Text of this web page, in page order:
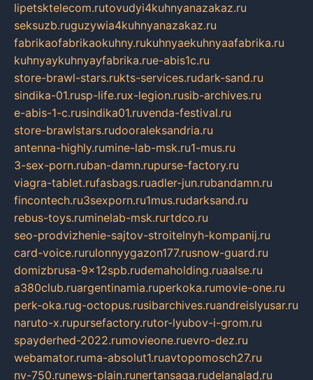
lipetsktelecom.rutovudyi4kuhnyanazakaz.ru
seksuzb.ruguzywia4kuhnyanazakaz.ru
fabrikaofabrikaokuhny.rukuhnyaekuhnyaafabrika.ru
kuhnyaykuhnyayfabrika.rue-abis1c.ru
store-brawl-stars.rukts-services.rudark-sand.ru
sindika-01.rusp-life.rux-legion.rusib-archives.ru
e-abis-1-c.rusindika01.ruvenda-festival.ru
store-brawlstars.rudooraleksandria.ru
antenna-highly.rumine-lab-msk.ru1-mus.ru
3-sex-porn.ruban-damn.rupurse-factory.ru
viagra-tablet.rufasbags.ruadler-jun.rubandamn.ru
fincontech.ru3sexporn.ru1mus.rudarksand.ru
rebus-toys.ruminelab-msk.rurtdco.ru
seo-prodvizhenie-sajtov-stroitelnyh-kompanij.ru
card-voice.rurulonnyygazon177.rusnow-guard.ru
domizbrusa-9x12spb.rudemaholding.ruaalse.ru
a380club.ruargentinamia.ruperkoka.rumovie-one.ru
perk-oka.rug-octopus.rusibarchives.ruandreislyusar.ru
naruto-x.rupursefactory.rutor-lyubov-i-grom.ru
spayderhed-2022.rumovieone.ruevro-dez.ru
webamator.ruma-absolut1.ruavtopomosch27.ru
nv-750.runews-plain.runertansaga.rudelanalad.ru